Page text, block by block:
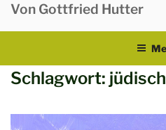
Von Gottfried Hutter
Schlagwort: